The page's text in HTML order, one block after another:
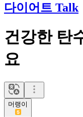
다이어트 Talk
건강한 탄
요
머랭이